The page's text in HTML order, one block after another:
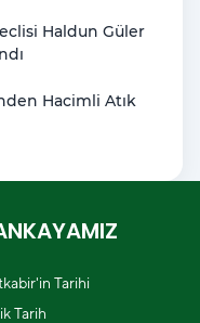
Haldun Güler
Hacimli Atık
Tarihi
Tarih